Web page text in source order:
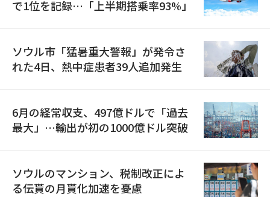
で1位を記録…「上半期搭乗率93%」
ソウル市「猛暑重大警報」が発令さ
れた4日、熱中症患者39人追加発生
6月の経常収支、497億ドルで「過去
最大」…輸出が初の1000億ドル突破
ソウルのマンション、税制改正によ
る伝貰の月貰化加速を憂慮